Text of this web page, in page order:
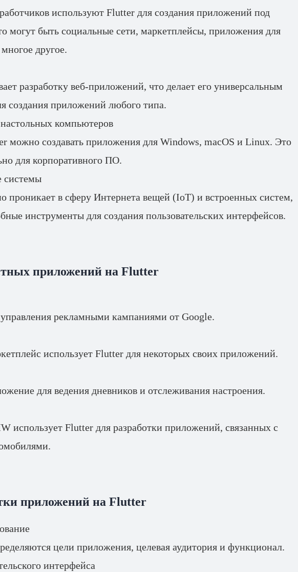
используют Flutter для создания приложений под
могут быть социальные сети, маркетплейсы, приложения для
другое.
разработку веб-приложений, что делает его универсальным
создания приложений любого типа.
компьютеров
создавать приложения для Windows, macOS и Linux. Это
для корпоративного ПО.
системы
проникает в сферу Интернета вещей (IoT) и встроенных систем,
инструменты для создания пользовательских интерфейсов.
приложений на Flutter
рекламными кампаниями от Google.
использует Flutter для некоторых своих приложений.
для ведения дневников и отслеживания настроения.
использует Flutter для разработки приложений, связанных с
приложений на Flutter
цели приложения, целевая аудитория и функционал.
интерфейса